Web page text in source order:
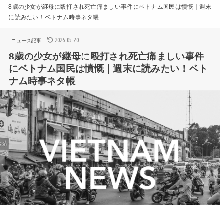
8歳の少女が継母に殴打され死亡痛ましい事件にベトナム国民は憤慨｜週末
に読みたい！ベトナム時事ネタ帳
ニュース記事 2026.05.20
8歳の少女が継母に殴打され死亡痛ましい事件
にベトナム国民は憤慨｜週末に読みたい！ベト
ナム時事ネタ帳